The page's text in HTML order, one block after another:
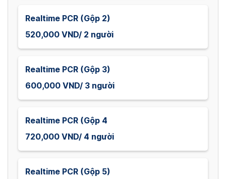
Realtime PCR (Gộp 2)
520,000 VND/ 2 người
Realtime PCR (Gộp 3)
600,000 VND/ 3 người
Realtime PCR (Gộp 4
720,000 VND/ 4 người
Realtime PCR (Gộp 5)